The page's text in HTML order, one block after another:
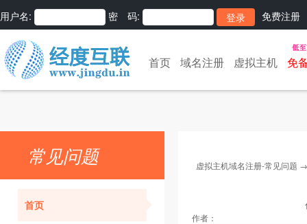
用户名: 密 码: 免费注册
首页 域名注册 虚拟主机 免
常见问题
首页
虚拟主机域名注册-常见问题
作者：